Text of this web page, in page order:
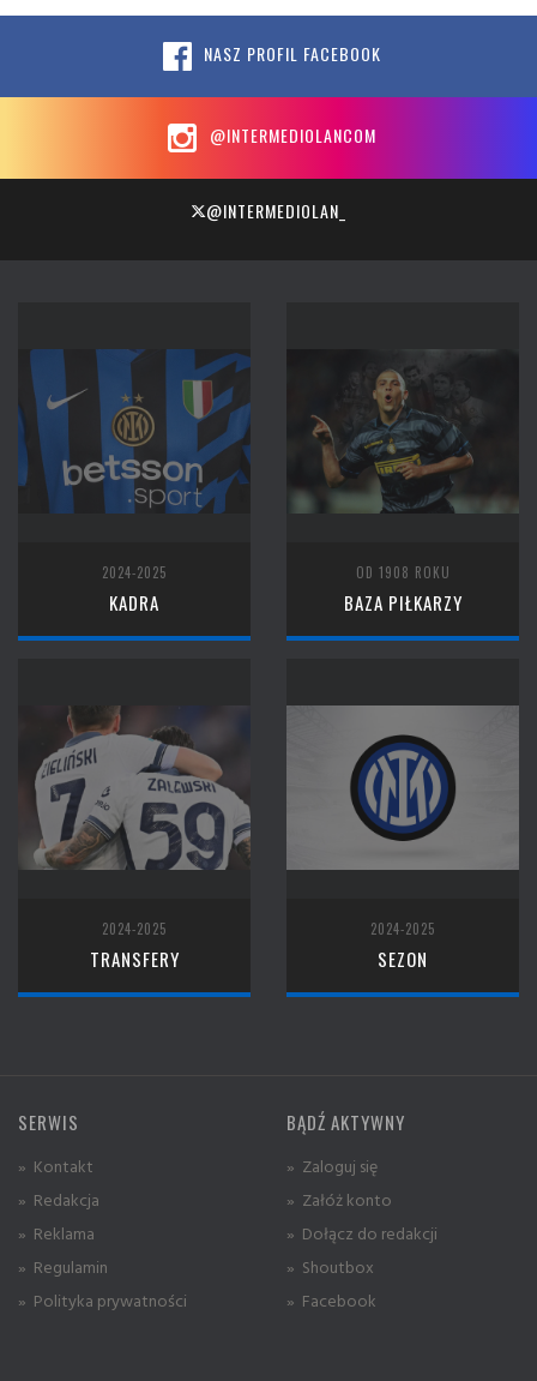
NASZ PROFIL FACEBOOK
@INTERMEDIOLANCOM
@INTERMEDIOLAN_
2024-2025
KADRA
OD 1908 ROKU
BAZA PIŁKARZY
2024-2025
TRANSFERY
2024-2025
SEZON
SERWIS
» Kontakt
» Redakcja
» Reklama
» Regulamin
» Polityka prywatności
BĄDŹ AKTYWNY
» Zaloguj się
» Załóż konto
» Dołącz do redakcji
» Shoutbox
» Facebook